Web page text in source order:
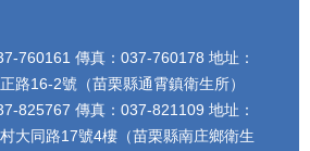
760161 傳真：037-760178 地址：
路16-2號（苗栗縣通霄鎮衛生所）
825767 傳真：037-821109 地址：
大同路17號4樓（苗栗縣南庄鄉衛生